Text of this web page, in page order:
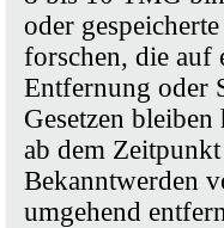
oder
forschen, die auf
Entfernung oder
Gesetzen
ab dem
Bekanntwerden
umgehend